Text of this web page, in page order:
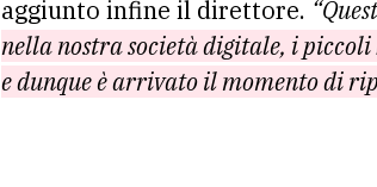
aggiunto infine il direttore.
nella nostra società digitale, i
e dunque è arrivato il momento di